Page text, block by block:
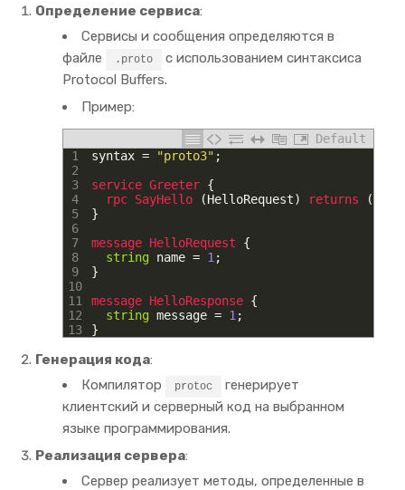
Определение сервиса:
Сервисы и сообщения определяются в
файле
.proto
с использованием синтаксиса
Protocol Buffers.
Пример:
Default
1
2
3
4
5
6
7
8
9
10
11
12
13
syntax = "proto3" ;
service Greeter {
rpc SayHello (HelloRequest) returns (
}
message HelloRequest
{
string name = 1 ;
}
message HelloResponse {
string message = 1 ;
}
Генерация кода:
Компилятор
protoc
генерирует
клиентский и серверный код на выбранном
языке программирования.
Реализация сервера:
Сервер реализует методы, определенные в